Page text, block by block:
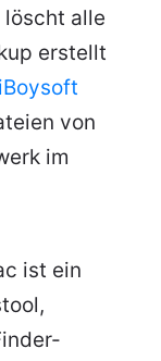
löscht alle
erstellt
iBoysoft
von
im
ist ein